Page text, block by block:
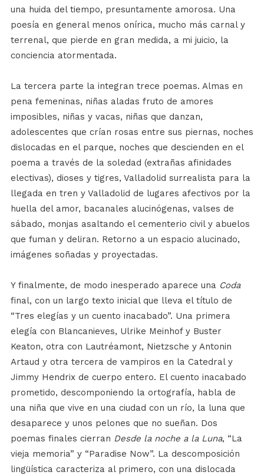
una huida del tiempo, presuntamente amorosa. Una
poesía en general menos onírica, mucho más carnal y
terrenal, que pierde en gran medida, a mi juicio, la
conciencia atormentada.
La tercera parte la integran trece poemas. Almas en
pena femeninas, niñas aladas fruto de amores
imposibles, niñas y vacas, niñas que danzan,
adolescentes que crían rosas entre sus piernas, noches
dislocadas en el parque, noches que descienden en el
poema a través de la soledad (extrañas afinidades
electivas), dioses y tigres, Valladolid surrealista para la
llegada en tren y Valladolid de lugares afectivos por la
huella del amor, bacanales alucinógenas, valses de
sábado, monjas asaltando el cementerio civil y abuelos
que fuman y deliran. Retorno a un espacio alucinado,
imágenes soñadas y proyectadas.
Y finalmente, de modo inesperado aparece una Coda
final, con un largo texto inicial que lleva el título de
“Tres elegías y un cuento inacabado”. Una primera
elegía con Blancanieves, Ulrike Meinhof y Buster
Keaton, otra con Lautréamont, Nietzsche y Antonin
Artaud y otra tercera de vampiros en la Catedral y
Jimmy Hendrix de cuerpo entero. El cuento inacabado
prometido, descomponiendo la ortografía, habla de
una niña que vive en una ciudad con un río, la luna que
desaparece y unos pelones que no sueñan. Dos
poemas finales cierran Desde la noche a la Luna, “La
vieja memoria” y “Paradise Now”. La descomposición
lingüística caracteriza al primero, con una dislocada